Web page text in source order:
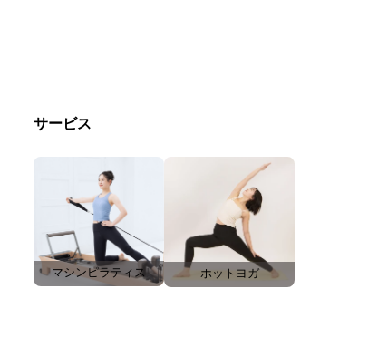
サービス
マシンピラティス ホットヨガ